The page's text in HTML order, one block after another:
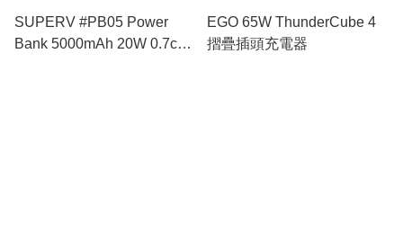
SUPERV #PB05 Power
Bank 5000mAh 20W 0.7cm
EGO 65W ThunderCube 4
摺疊插頭充電器